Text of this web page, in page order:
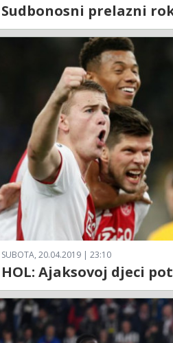
Sudbonosni prelazni
SUBOTA, 20.04.2019 | 23:10
HOL: Ajaksovoj djeci